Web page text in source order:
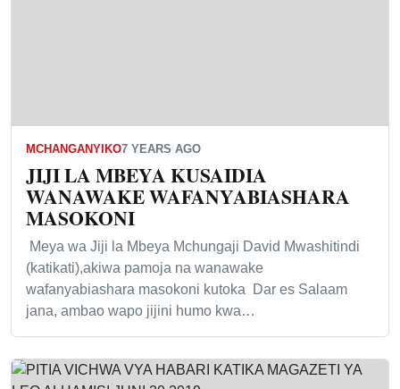
MCHANGANYIKO7 YEARS AGO
JIJI LA MBEYA KUSAIDIA
WANAWAKE WAFANYABIASHARA
MASOKONI
Meya wa Jiji la Mbeya Mchungaji David Mwashitindi
(katikati),akiwa pamoja na wanawake
wafanyabiashara masokoni kutoka Dar es Salaam
jana, ambao wapo jijini humo kwa…